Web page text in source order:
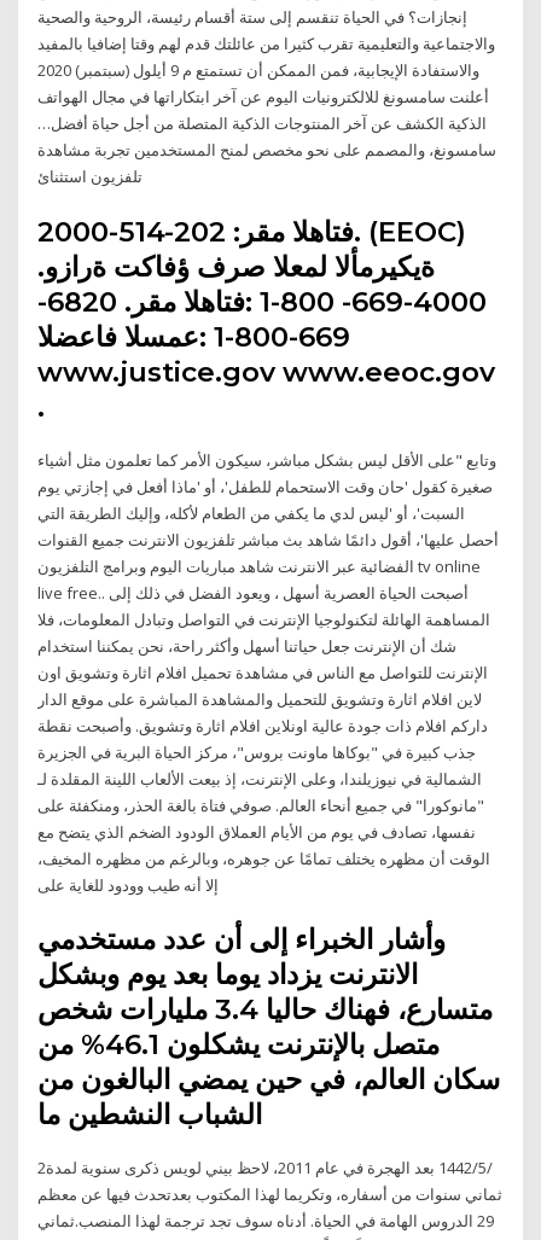
إنجازات؟ في الحياة تنقسم إلى ستة أقسام رئيسة، الروحية والصحية
والاجتماعية والتعليمية تقرب كثيرا من عائلتك قدم لهم وقتا إضافيا بالمفيد
والاستفادة الإيجابية، فمن الممكن أن تستمتع م 9 أيلول (سبتمبر) 2020
أعلنت سامسونغ للالكترونيات اليوم عن آخر ابتكاراتها في مجال الهواتف
الذكية الكشف عن آخر المنتوجات الذكية المتصلة من أجل حياة أفضل…
سامسونغ، والمصمم على نحو مخصص لمنح المستخدمين تجربة مشاهدة
تلفزيون استثنائ
2000-514-202 :فتاهلا مقر. (EEOC)
ةيكيرمألا لمعلا صرف ؤفاكت ةرازو.
4000-669- 800-1 :فتاهلا مقر. 6820-
669-800-1 :عمسلا فاعضلا
www.justice.gov www.eeoc.gov
.
وتابع "على الأقل ليس بشكل مباشر، سيكون الأمر كما تعلمون مثل أشياء
صغيرة كقول 'حان وقت الاستحمام للطفل'، أو 'ماذا أفعل في إجازتي يوم
السبت'، أو 'ليس لدي ما يكفي من الطعام لأكله، وإليك الطريقة التي
أحصل عليها'، أقول دائمًا شاهد بث مباشر تلفزيون الانترنت جميع القنوات
الفضائية عبر الانترنت شاهد مباريات اليوم وبرامج التلفزيون tv online
live free.. أصبحت الحياة العصرية أسهل ، ويعود الفضل في ذلك إلى
المساهمة الهائلة لتكنولوجيا الإنترنت في التواصل وتبادل المعلومات، فلا
شك أن الإنترنت جعل حياتنا أسهل وأكثر راحة، نحن يمكننا استخدام
الإنترنت للتواصل مع الناس في مشاهدة تحميل افلام اثارة وتشويق اون
لاين افلام اثارة وتشويق للتحميل والمشاهدة المباشرة على موقع الدار
داركم افلام ذات جودة عالية اونلاين افلام اثارة وتشويق. وأصبحت نقطة
جذب كبيرة في "بوكاها ماونت بروس"، مركز الحياة البرية في الجزيرة
الشمالية في نيوزيلندا، وعلى الإنترنت، إذ بيعت الألعاب اللينة المقلدة لـ
"مانوكورا" في جميع أنحاء العالم. صوفي فتاة بالغة الحذر، ومنكفئة على
نفسها، تصادف في يوم من الأيام العملاق الودود الضخم الذي يتضح مع
الوقت أن مظهره يختلف تمامًا عن جوهره، وبالرغم من مظهره المخيف،
إلا أنه طيب وودود للغاية على
وأشار الخبراء إلى أن عدد مستخدمي
الانترنت يزداد يوما بعد يوم وبشكل
متسارع، فهناك حاليا 3.4 مليارات شخص
متصل بالإنترنت يشكلون 46.1% من
سكان العالم، في حين يمضي البالغون من
الشباب النشطين ما
2‏‏/5‏‏/1442 بعد الهجرة في عام 2011، لاحظ بيني لويس ذكرى سنوية لمدة
ثماني سنوات من أسفاره، وتكريما لهذا المكتوب بعدتحدث فيها عن معظم
29 الدروس الهامة في الحياة. أدناه سوف تجد ترجمة لهذا المنصب.ثماني